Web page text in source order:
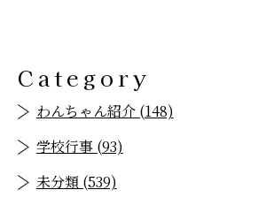
Category
わんちゃん紹介 (148)
学校行事 (93)
未分類 (539)